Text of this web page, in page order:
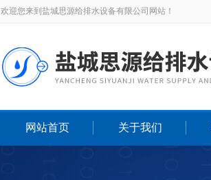
欢迎您来到盐城思源给排水设备有限公司网站！
网站首页 关于我们